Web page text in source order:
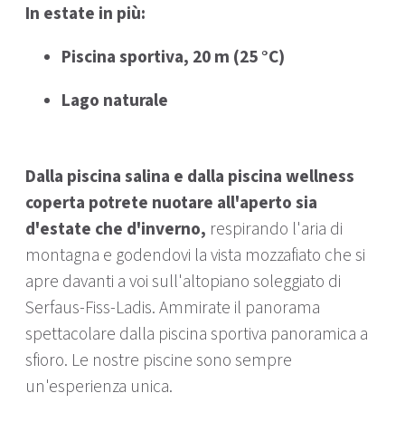
In estate in più:
Piscina sportiva, 20 m (25 °C)
Lago naturale
Dalla piscina salina e dalla piscina wellness
coperta potrete nuotare all'aperto sia
d'estate che d'inverno, respirando l'aria di
montagna e godendovi la vista mozzafiato che si
apre davanti a voi sull'altopiano soleggiato di
Serfaus-Fiss-Ladis. Ammirate il panorama
spettacolare dalla piscina sportiva panoramica a
sfioro. Le nostre piscine sono sempre
un'esperienza unica.